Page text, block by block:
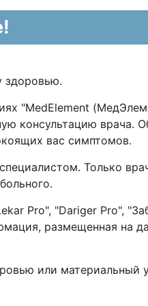
здоровью.
"MedElement
консультацию врача.
вас симптомов.
Только
Pro", "Dariger Pro",
размещенная на
или материальный